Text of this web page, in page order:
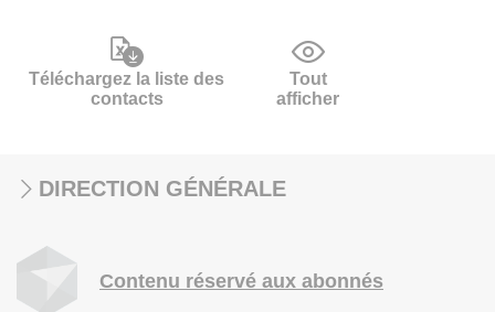
Téléchargez la liste des
contacts
Tout
afficher
DIRECTION GÉNÉRALE
Contenu réservé aux abonnés